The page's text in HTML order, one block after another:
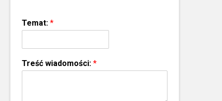
Temat: *
Treść wiadomości: *